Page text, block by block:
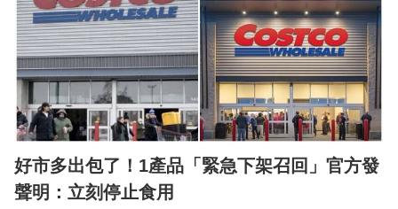
好市多出包了！1產品「緊急下架召回」官方發
聲明：立刻停止食用